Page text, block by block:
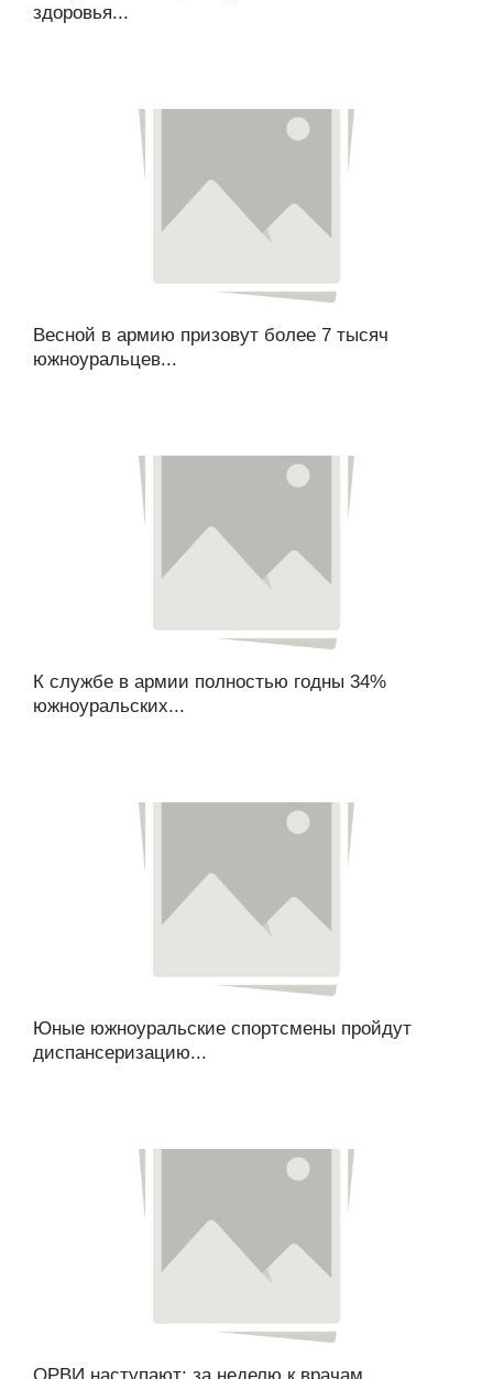
здоровья...
Весной в армию призовут более 7 тысяч
южноуральцев...
К службе в армии полностью годны 34%
южноуральских...
Юные южноуральские спортсмены пройдут
диспансеризацию...